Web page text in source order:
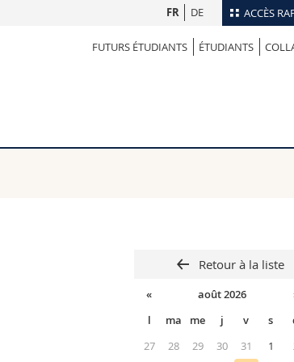
ACCÈS
Collaborateurs
Annuaire du
Programme des
FR DE
FUTURS ÉTUDIANTS ÉTUDIANTS
Retour à la liste
« août 2026
l
ma me j v s
27
28 29 30 31 1